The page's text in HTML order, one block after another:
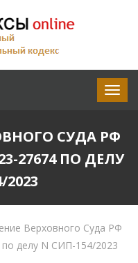
СУДА РФ
27674 ПО ДЕЛУ
2023
Верховного Суда РФ
делу N СИП-154/2023